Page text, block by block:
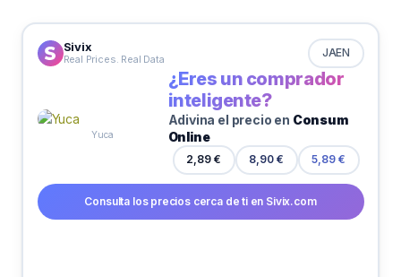
Sivix
Real Prices. Real Data JAEN
Yuca
¿Eres un comprador
inteligente?
Adivina el precio en Consum
Online
2,89 € 8,90 € 5,89 €
Consulta los precios cerca de ti en Sivix.com